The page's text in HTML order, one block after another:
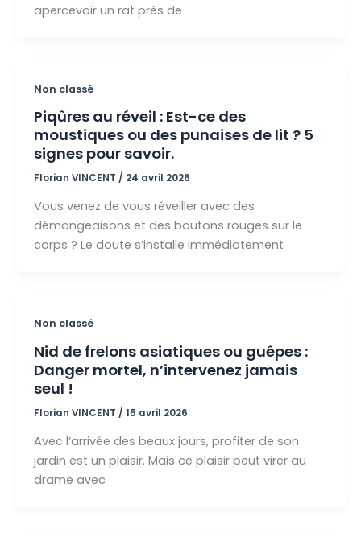
apercevoir un rat près de
Non classé
Piqûres au réveil : Est-ce des
moustiques ou des punaises de lit ? 5
signes pour savoir.
Florian VINCENT / 24 avril 2026
Vous venez de vous réveiller avec des
démangeaisons et des boutons rouges sur le
corps ? Le doute s’installe immédiatement
Non classé
Nid de frelons asiatiques ou guêpes :
Danger mortel, n’intervenez jamais
seul !
Florian VINCENT / 15 avril 2026
Avec l’arrivée des beaux jours, profiter de son
jardin est un plaisir. Mais ce plaisir peut virer au
drame avec